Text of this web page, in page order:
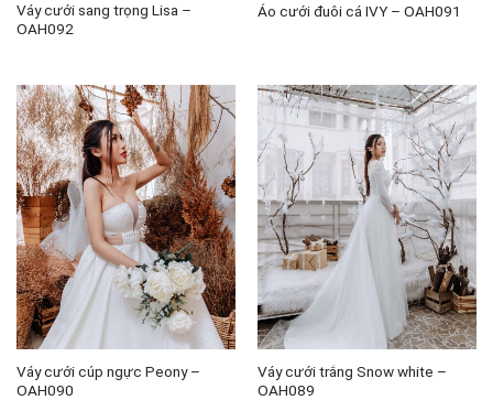
Váy cưới sang trọng Lisa –
OAH092
Áo cưới đuôi cá IVY – OAH091
Váy cưới cúp ngực Peony –
OAH090
Váy cưới trắng Snow white –
OAH089